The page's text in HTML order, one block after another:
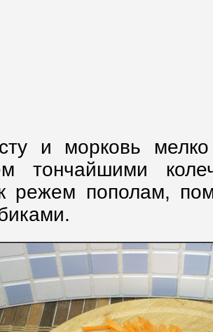
и морковь
тончайшими
режем пополам,